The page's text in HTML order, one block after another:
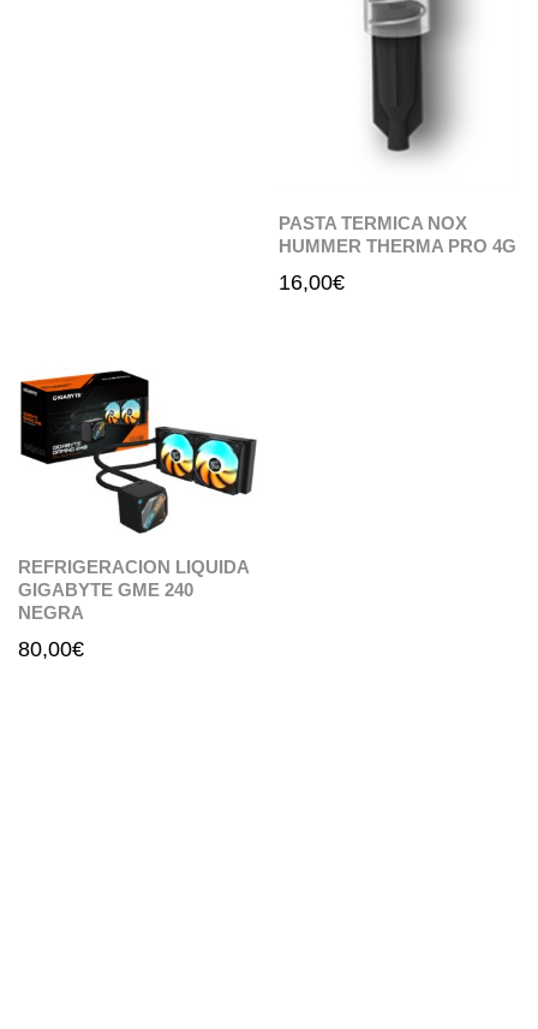
PASTA TERMICA NOX
HUMMER THERMA PRO 4G
16,00€
REFRIGERACION LIQUIDA
GIGABYTE GME 240
NEGRA
80,00€